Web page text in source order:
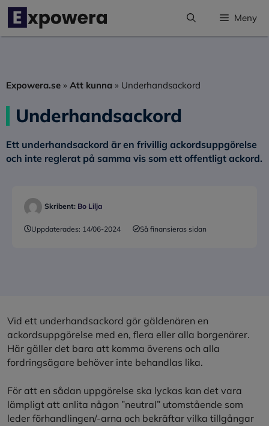
Hoppa
innehåll
Meny
Expowera.se » Att kunna » Underhandsackord
Underhandsackord
Ett underhandsackord är en frivillig ackordsuppgörelse
och inte reglerat på samma vis som ett offentligt ackord.
Skribent: Bo Lilja
Uppdaterades: 14/06-2024 Så finansieras sidan
Vid ett underhandsackord gör gäldenären en
ackordsuppgörelse med en, flera eller alla borgenärer.
Här gäller det bara att komma överens och alla
fordringsägare behöver inte behandlas lika.
För att en sådan uppgörelse ska lyckas kan det vara
lämpligt att anlita någon ”neutral” utomstående som
leder förhandlingen/-arna och bekräftar vilka tillgångar